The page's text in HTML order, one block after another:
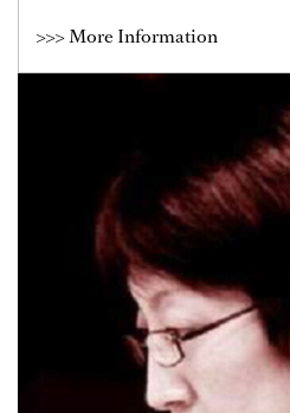
>>> More Information